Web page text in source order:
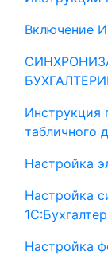
Включение
Инструкция
табличного
Настройка
Настройка
Настройка